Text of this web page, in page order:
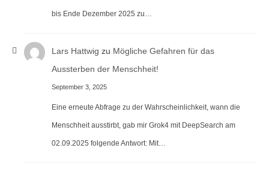
bis Ende Dezember 2025 zu…
Lars Hattwig zu Mögliche Gefahren für das
Aussterben der Menschheit!
September 3, 2025
Eine erneute Abfrage zu der Wahrscheinlichkeit, wann die
Menschheit ausstirbt, gab mir Grok4 mit DeepSearch am
02.09.2025 folgende Antwort: Mit…